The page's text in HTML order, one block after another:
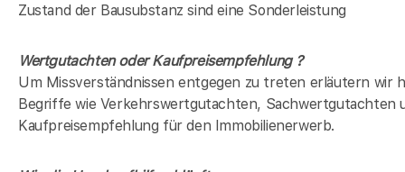
Zustand der Bausubstanz sind eine Sonderleistung
Wertgutachten oder Kaufpreisempfehlung ?
Um Missverständnissen entgegen zu treten erläutern wir
Begriffe wie Verkehrswertgutachten, Sachwertgutachten
Kaufpreisempfehlung für den Immobilienerwerb.